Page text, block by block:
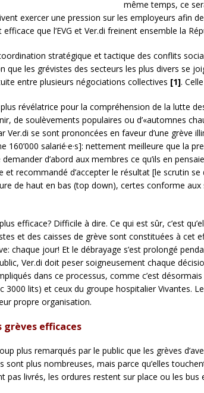
même temps, ce
exercer une pression sur les employeurs afin
efficace que l’EVG et Ver.di freinent ensemble la
stratégique et tactique des conflits
que les grévistes des secteurs les plus divers se
entre plusieurs négociations collectives [1].
révélatrice pour la compréhension de la lutte
de soulèvements populaires ou d’«automnes
Ver.di se sont prononcées en faveur d’une grève
salarié·e·s]: nettement meilleure que la
d’abord aux membres ce qu’ils en
recommandé d’accepter le résultat [le scrutin
de haut en bas (top down), certes conforme
efficace? Difficile à dire. Ce qui est sûr, c’est
et des caisses de grève sont constituées à cet
chaque jour! Et le débrayage s’est prolongé
Ver.di doit peser soigneusement chaque
dans ce processus, comme c’est
3000 lits) et ceux du groupe hospitalier Vivantes.
propre organisation.
efficaces
plus remarqués par le public que les grèves
sont plus nombreuses, mais parce qu’elles
pas livrés, les ordures restent sur place ou les